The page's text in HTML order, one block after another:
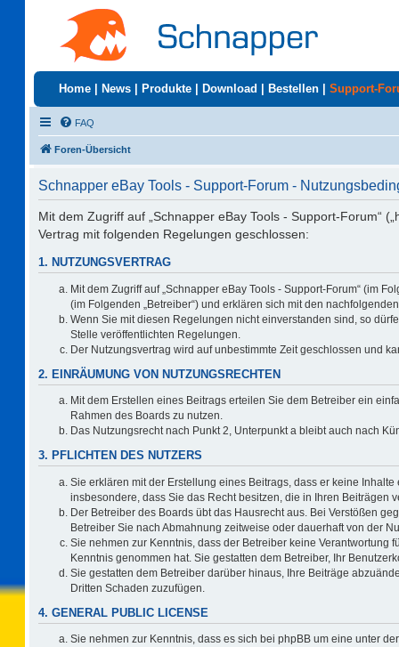
Home News Produkte Download Bestellen Support-
FAQ
Foren-Übersicht
Schnapper eBay Tools - Support-Forum -
Mit dem Zugriff auf „Schnapper eBay Tools - Support-Forum“
Vertrag mit folgenden Regelungen geschlossen:
1. NUTZUNGSVERTRAG
Mit dem Zugriff auf „Schnapper eBay Tools - Support-Forum“ (im
(im Folgenden „Betreiber“) und erklären sich mit den
Wenn Sie mit diesen Regelungen nicht einverstanden sind, so
Stelle veröffentlichten Regelungen.
Der Nutzungsvertrag wird auf unbestimmte Zeit geschlossen und
2. EINRÄUMUNG VON NUTZUNGSRECHTEN
Mit dem Erstellen eines Beitrags erteilen Sie dem Betreiber ein
Rahmen des Boards zu nutzen.
Das Nutzungsrecht nach Punkt 2, Unterpunkt a bleibt auch nach
3. PFLICHTEN DES NUTZERS
Sie erklären mit der Erstellung eines Beitrags, dass er keine
insbesondere, dass Sie das Recht besitzen, die in Ihren Beiträgen
Der Betreiber des Boards übt das Hausrecht aus. Bei Verstößen
Betreiber Sie nach Abmahnung zeitweise oder dauerhaft von der
Sie nehmen zur Kenntnis, dass der Betreiber keine Verantwortung
Kenntnis genommen hat. Sie gestatten dem Betreiber, Ihr
Sie gestatten dem Betreiber darüber hinaus, Ihre Beiträge
Dritten Schaden zuzufügen.
4. GENERAL PUBLIC LICENSE
Sie nehmen zur Kenntnis, dass es sich bei phpBB um eine unter der